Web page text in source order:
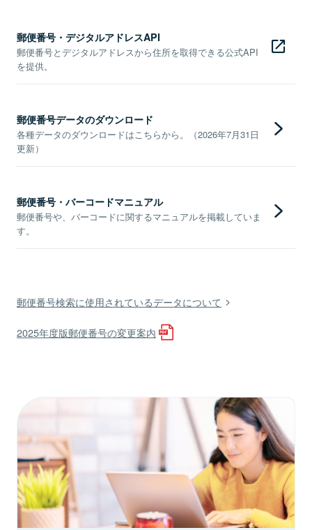
郵便番号・デジタルアドレスAPI
郵便番号とデジタルアドレスから住所を取得できる公式API
を提供。
郵便番号データのダウンロード
各種データのダウンロードはこちらから。（2026年7月31日
更新）
郵便番号・バーコードマニュアル
郵便番号や、バーコードに関するマニュアルを掲載していま
す。
郵便番号検索に使用されているデータについて
2025年度版郵便番号の変更案内